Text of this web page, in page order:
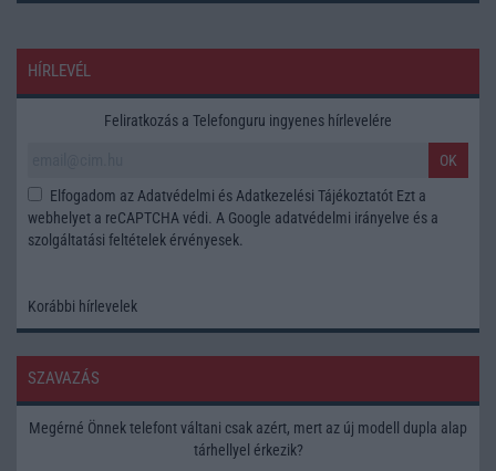
HÍRLEVÉL
Feliratkozás a Telefonguru ingyenes hírlevelére
OK
Elfogadom az Adatvédelmi és Adatkezelési Tájékoztatót Ezt a
webhelyet a reCAPTCHA védi. A Google adatvédelmi irányelve és a
szolgáltatási feltételek érvényesek.
Korábbi hírlevelek
SZAVAZÁS
Megérné Önnek telefont váltani csak azért, mert az új modell dupla alap
tárhellyel érkezik?